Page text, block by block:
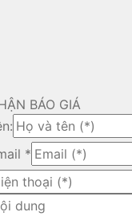
BÁO GIÁ
*